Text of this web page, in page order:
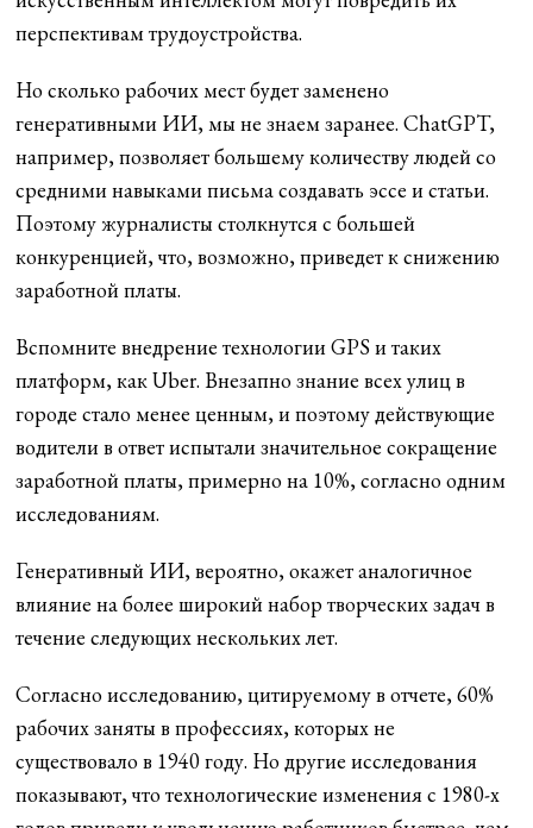
перспективам трудоустройства.
Но сколько рабочих мест будет заменено
генеративными ИИ, мы не знаем заранее. ChatGPT,
например, позволяет большему количеству людей со
средними навыками письма создавать эссе и статьи.
Поэтому журналисты столкнутся с большей
конкуренцией, что, возможно, приведет к снижению
заработной платы.
Вспомните внедрение технологии GPS и таких
платформ, как Uber. Внезапно знание всех улиц в
городе стало менее ценным, и поэтому действующие
водители в ответ испытали значительное сокращение
заработной платы, примерно на 10%, согласно одним
исследованиям.
Генеративный ИИ, вероятно, окажет аналогичное
влияние на более широкий набор творческих задач в
течение следующих нескольких лет.
Согласно исследованию, цитируемому в отчете, 60%
рабочих заняты в профессиях, которых не
существовало в 1940 году. Но другие исследования
показывают, что технологические изменения с 1980-х